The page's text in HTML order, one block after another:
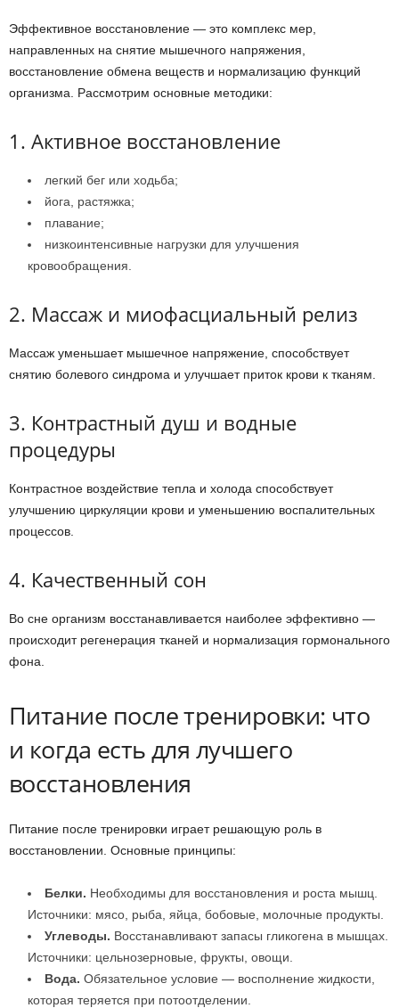
Эффективное восстановление — это комплекс мер,
направленных на снятие мышечного напряжения,
восстановление обмена веществ и нормализацию функций
организма. Рассмотрим основные методики:
1. Активное восстановление
легкий бег или ходьба;
йога, растяжка;
плавание;
низкоинтенсивные нагрузки для улучшения
кровообращения.
2. Массаж и миофасциальный релиз
Массаж уменьшает мышечное напряжение, способствует
снятию болевого синдрома и улучшает приток крови к тканям.
3. Контрастный душ и водные
процедуры
Контрастное воздействие тепла и холода способствует
улучшению циркуляции крови и уменьшению воспалительных
процессов.
4. Качественный сон
Во сне организм восстанавливается наиболее эффективно —
происходит регенерация тканей и нормализация гормонального
фона.
Питание после тренировки: что
и когда есть для лучшего
восстановления
Питание после тренировки играет решающую роль в
восстановлении. Основные принципы:
Белки. Необходимы для восстановления и роста мышц.
Источники: мясо, рыба, яйца, бобовые, молочные продукты.
Углеводы. Восстанавливают запасы гликогена в мышцах.
Источники: цельнозерновые, фрукты, овощи.
Вода. Обязательное условие — восполнение жидкости,
которая теряется при потоотделении.